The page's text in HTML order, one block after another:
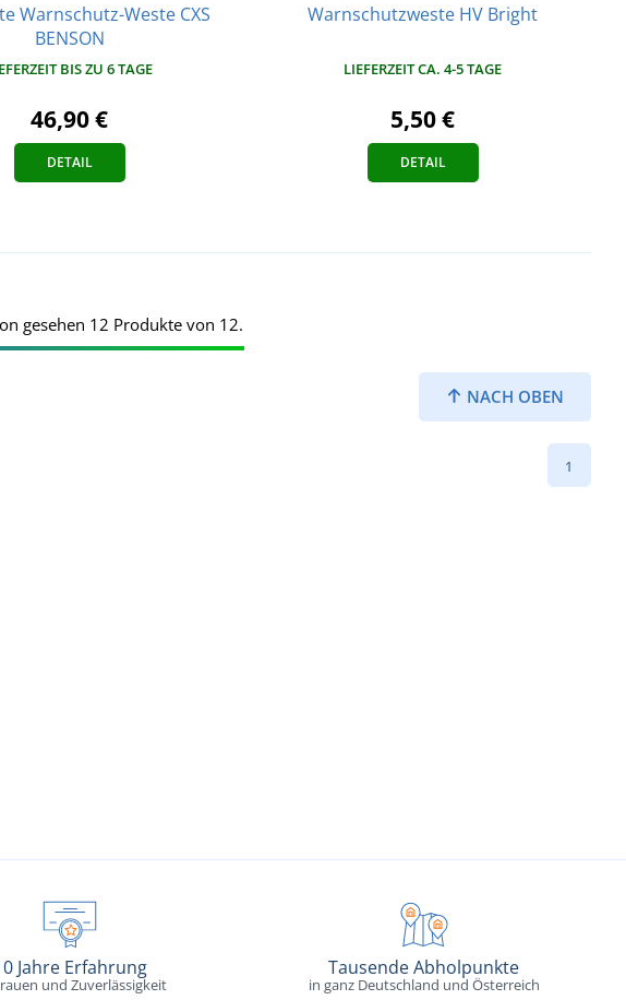
Warnschutz-Weste CXS
BENSON
BIS ZU 6 TAGE
46,90 €
DETAIL
Warnschutzweste HV Bright
LIEFERZEIT CA. 4-5 TAGE
5,50 €
DETAIL
NACH OBEN
gesehen 12 Produkte von 12.
1
Jahre Erfahrung
und Zuverlässigkeit
Tausende Abholpunkte
in ganz Deutschland und Österreich